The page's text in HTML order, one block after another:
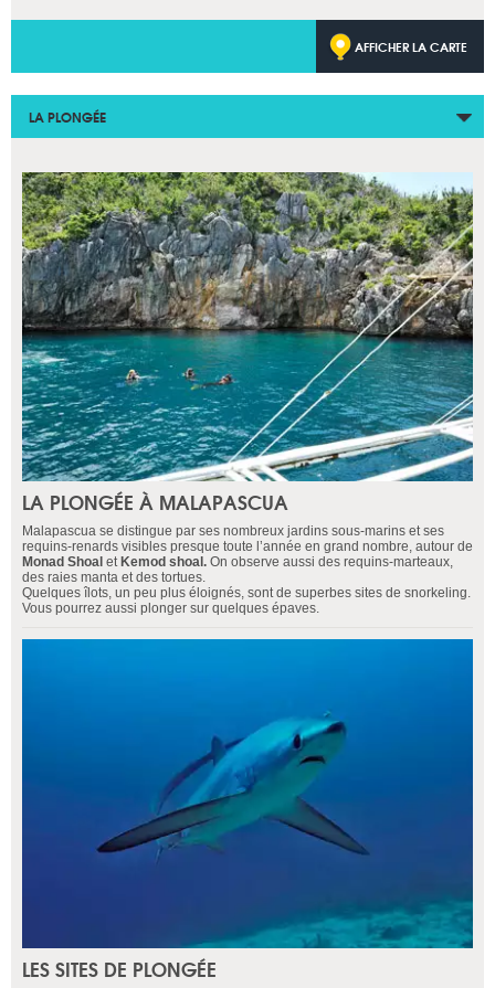
AFFICHER LA CARTE
LA PLONGÉE
LA PLONGÉE À MALAPASCUA
Malapascua se distingue par ses nombreux jardins sous-marins et ses
requins-renards visibles presque toute l’année en grand nombre, autour de
Monad Shoal et Kemod shoal. On observe aussi des requins-marteaux,
des raies manta et des tortues.
Quelques îlots, un peu plus éloignés, sont de superbes sites de snorkeling.
Vous pourrez aussi plonger sur quelques épaves.
LES SITES DE PLONGÉE